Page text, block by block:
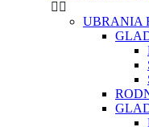
UBRANIA